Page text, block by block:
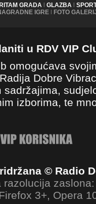
RITAM GRADA | GLAZBA |
IGRE | FOTO
u RDV VIP
omogućava
Dobre
sadržajima,
izborima, te
© Radio
razolucija
3+, Opera